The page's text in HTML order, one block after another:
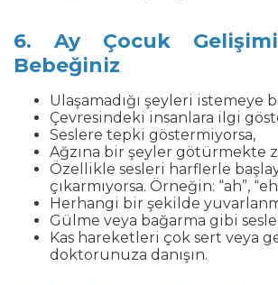
6. Ay Çocuk
Bebeğiniz
Ulaşamadığı şeyleri istemeye
Çevresindeki insanlara ilgi
Seslere tepki göstermiyorsa,
Ağzına bir şeyler götürmekte
Özellikle sesleri harflerle
çıkarmıyorsa. Örneğin: “ah”,
Herhangi bir şekilde
Gülme veya bağarma gibi
Kas hareketleri çok sert veya
doktorunuza danışın.